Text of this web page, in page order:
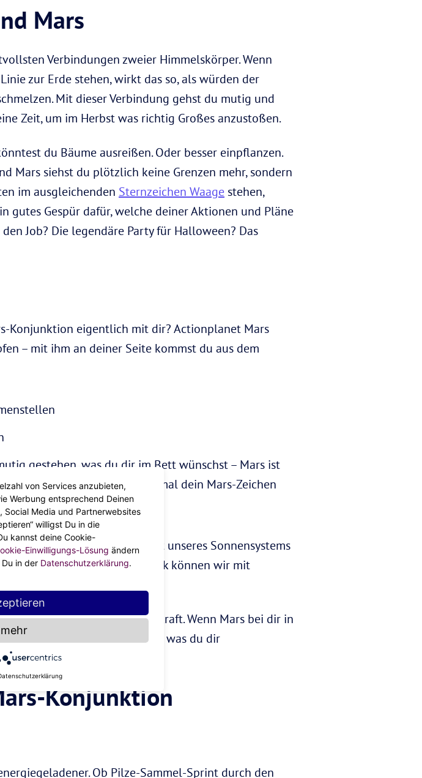
Mars
Verbindungen zweier Himmelskörper. Wenn
zur Erde stehen, wirkt das so, als würden der
Mit dieser Verbindung gehst du mutig und
Zeit, um im Herbst was richtig Großes anzustoßen.
du Bäume ausreißen. Oder besser einpflanzen.
Mars siehst du plötzlich keine Grenzen mehr, sondern
im ausgleichenden Sternzeichen Waage stehen,
Gespür dafür, welche deiner Aktionen und Pläne
Job? Die legendäre Party für Halloween? Das
Konjunktion eigentlich mit dir? Actionplanet Mars
– mit ihm an deiner Seite kommst du aus dem
gestehen, was du dir im Bett wünschst – Mars ist
zuständig; check dazu mal dein Mars-Zeichen
gleich das größte Kraftpaket unseres Sonnensystems
ein. Und diesen Kick können wir mit
steht generell für Lebenskraft. Wenn Mars bei dir in
dafür, dass du alles, was du dir
Konjunktion
Ob Pilze-Sammel-Sprint durch den
von Services anzubieten,
Werbung entsprechend Deinen
Social Media und Partnerwebsites
willigst Du in die
kannst deine Cookie-
Einwilligungs-Lösung ändern
in der Datenschutzerklärung.
mehr